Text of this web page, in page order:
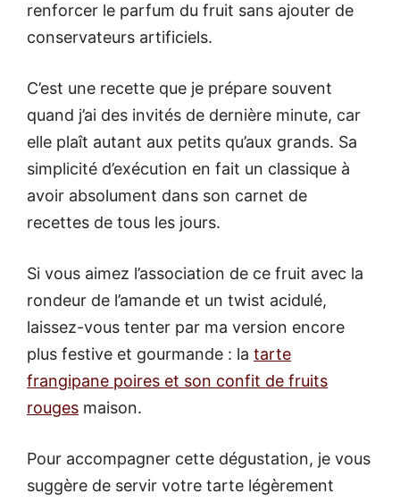
renforcer le parfum du fruit sans ajouter de
conservateurs artificiels.
C’est une recette que je prépare souvent
quand j’ai des invités de dernière minute, car
elle plaît autant aux petits qu’aux grands. Sa
simplicité d’exécution en fait un classique à
avoir absolument dans son carnet de
recettes de tous les jours.
Si vous aimez l’association de ce fruit avec la
rondeur de l’amande et un twist acidulé,
laissez-vous tenter par ma version encore
plus festive et gourmande : la tarte
frangipane poires et son confit de fruits
rouges maison.
Pour accompagner cette dégustation, je vous
suggère de servir votre tarte légèrement